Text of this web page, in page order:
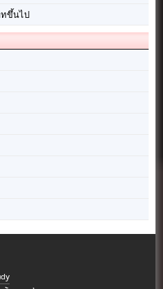
ทขึ้นไป